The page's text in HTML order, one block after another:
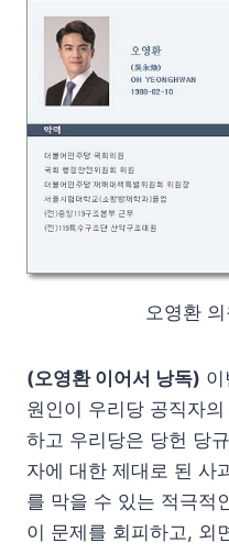
오영환
(오영환 이어서 낭독)
원인이 우리당 공직자
하고 우리당은 당헌 당
자에 대한 제대로 된 사
를 막을 수 있는 적극적
이 문제를 회피하고, 외